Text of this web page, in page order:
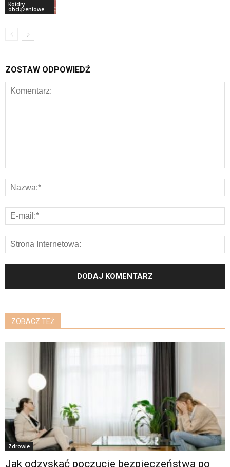
Kołdry
obciążeniowe
ZOSTAW ODPOWIEDŹ
ZOBACZ TEŻ
Zdrowie
Jak odzyskać poczucie bezpieczeństwa po